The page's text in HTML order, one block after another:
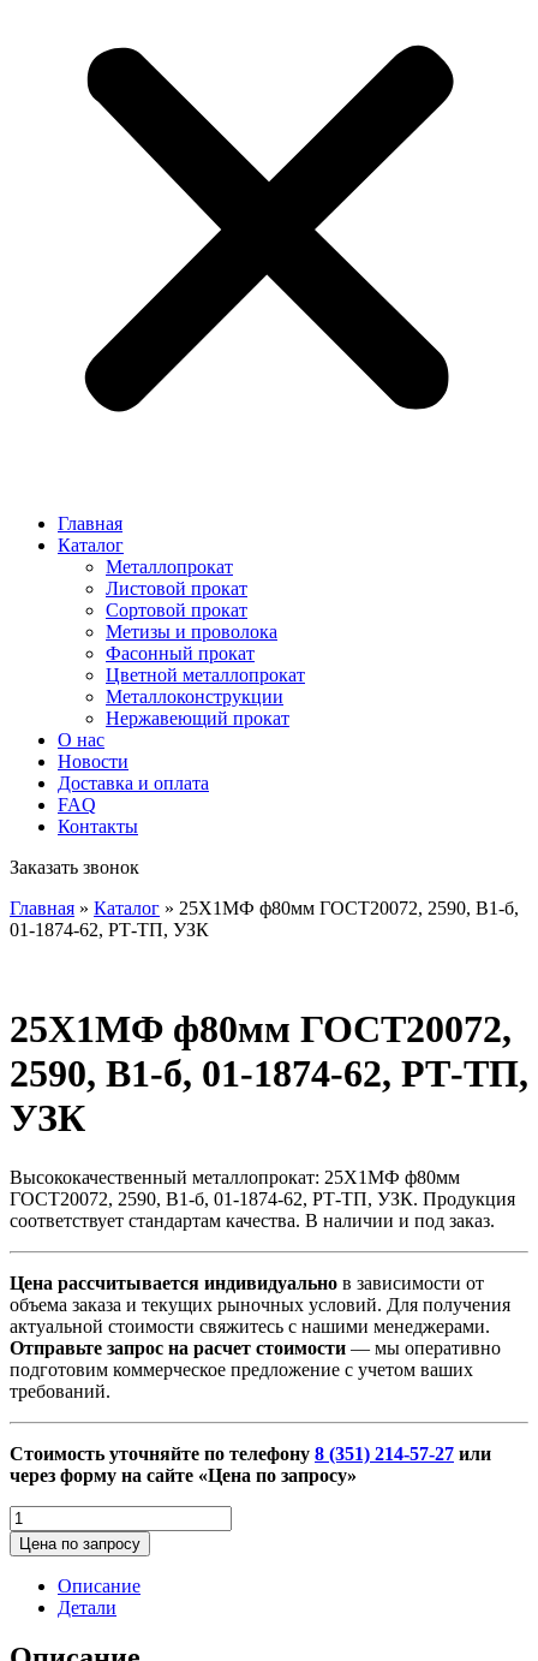
Главная
Каталог
Металлопрокат
Листовой прокат
Сортовой прокат
Метизы и проволока
Фасонный прокат
Цветной металлопрокат
Металлоконструкции
Нержавеющий прокат
О нас
Новости
Доставка и оплата
FAQ
Контакты
Заказать звонок
Главная » Каталог » 25Х1МФ ф80мм ГОСТ20072, 2590, В1-б,
01-1874-62, РТ-ТП, УЗК
25Х1МФ ф80мм ГОСТ20072,
2590, В1-б, 01-1874-62, РТ-ТП,
УЗК
Высококачественный металлопрокат: 25Х1МФ ф80мм
ГОСТ20072, 2590, В1-б, 01-1874-62, РТ-ТП, УЗК. Продукция
соответствует стандартам качества. В наличии и под заказ.
Цена рассчитывается индивидуально в зависимости от
объема заказа и текущих рыночных условий. Для получения
актуальной стоимости свяжитесь с нашими менеджерами.
Отправьте запрос на расчет стоимости — мы оперативно
подготовим коммерческое предложение с учетом ваших
требований.
Стоимость уточняйте по телефону 8 (351) 214-57-27 или
через форму на сайте «Цена по запросу»
Количество
товара
25Х1МФ
ф80мм
ГОСТ20072,
В1-
Цена по запросу
Описание
Детали